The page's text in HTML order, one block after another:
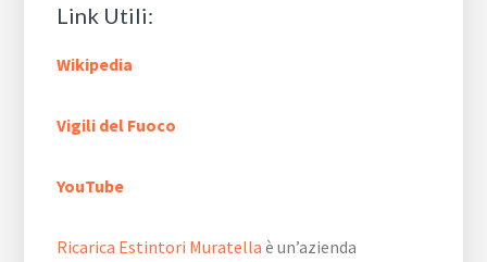
Link Utili:
Wikipedia
Vigili del Fuoco
YouTube
Ricarica Estintori Muratella è un’azienda